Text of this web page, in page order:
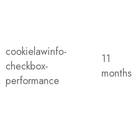
cookielawinfo-
checkbox-
performance
11
months